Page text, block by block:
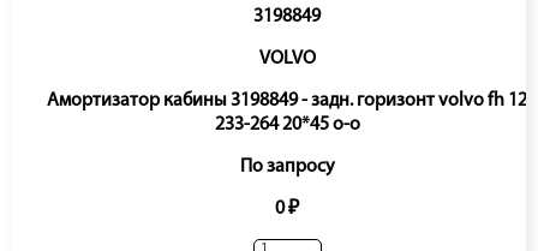
3198849
VOLVO
Амортизатор кабины 3198849 - задн. горизонт volvo fh 12
233-264 20*45 o-o
По запросу
0 ₽